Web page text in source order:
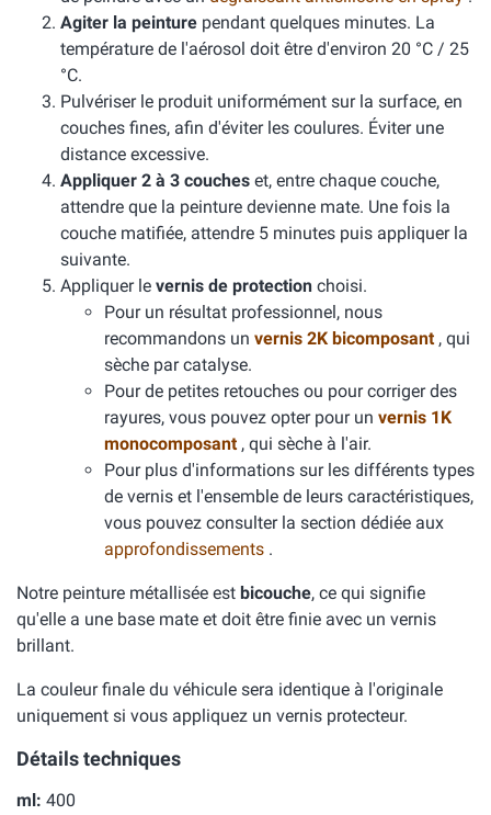
Agiter la peinture pendant quelques minutes. La
température de l'aérosol doit être d'environ 20 °C / 25
°C.
Pulvériser le produit uniformément sur la surface, en
couches fines, afin d'éviter les coulures. Éviter une
distance excessive.
Appliquer 2 à 3 couches et, entre chaque couche,
attendre que la peinture devienne mate. Une fois la
couche matifiée, attendre 5 minutes puis appliquer la
suivante.
Appliquer le vernis de protection choisi.
Pour un résultat professionnel, nous
recommandons un vernis 2K bicomposant , qui
sèche par catalyse.
Pour de petites retouches ou pour corriger des
rayures, vous pouvez opter pour un vernis 1K
monocomposant , qui sèche à l'air.
Pour plus d'informations sur les différents types
de vernis et l'ensemble de leurs caractéristiques,
vous pouvez consulter la section dédiée aux
approfondissements .
Notre peinture métallisée est bicouche, ce qui signifie
qu'elle a une base mate et doit être finie avec un vernis
brillant.
La couleur finale du véhicule sera identique à l'originale
uniquement si vous appliquez un vernis protecteur.
Détails techniques
ml: 400